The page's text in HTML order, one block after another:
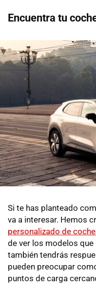
Encuentra tu
Si te has planteado
va a interesar. Hemos
personalizado de
de ver los modelos
también tendrás
pueden preocupar
puntos de carga